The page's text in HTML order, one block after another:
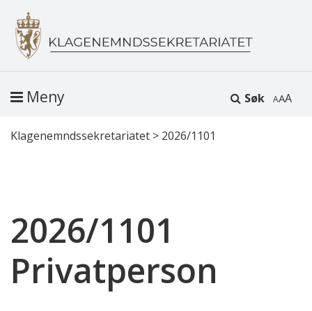
Søk A
Meny
Klagenemndssekretariatet > 2026/1101
2026/1101
Privatperson